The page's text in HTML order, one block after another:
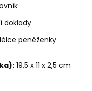
doklady
peněženky
19,5 x 11 x 2,5 cm